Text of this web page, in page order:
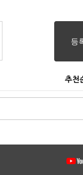
추천